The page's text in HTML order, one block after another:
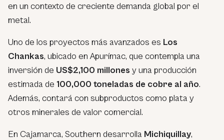
en un contexto de creciente demanda global por el
metal.
Uno de los proyectos más avanzados es Los
Chankas, ubicado en Apurímac, que contempla una
inversión de US$2,100 millones y una producción
estimada de 100,000 toneladas de cobre al año.
Además, contará con subproductos como plata y
otros minerales de valor comercial.
En Cajamarca, Southern desarrolla Michiquillay,